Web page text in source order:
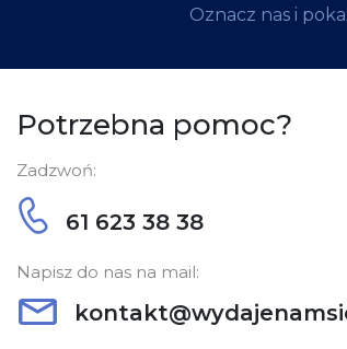
Oznacz nas i
Potrzebna pomoc?
Zadzwoń:
61 623 38 38
Napisz do nas na mail: